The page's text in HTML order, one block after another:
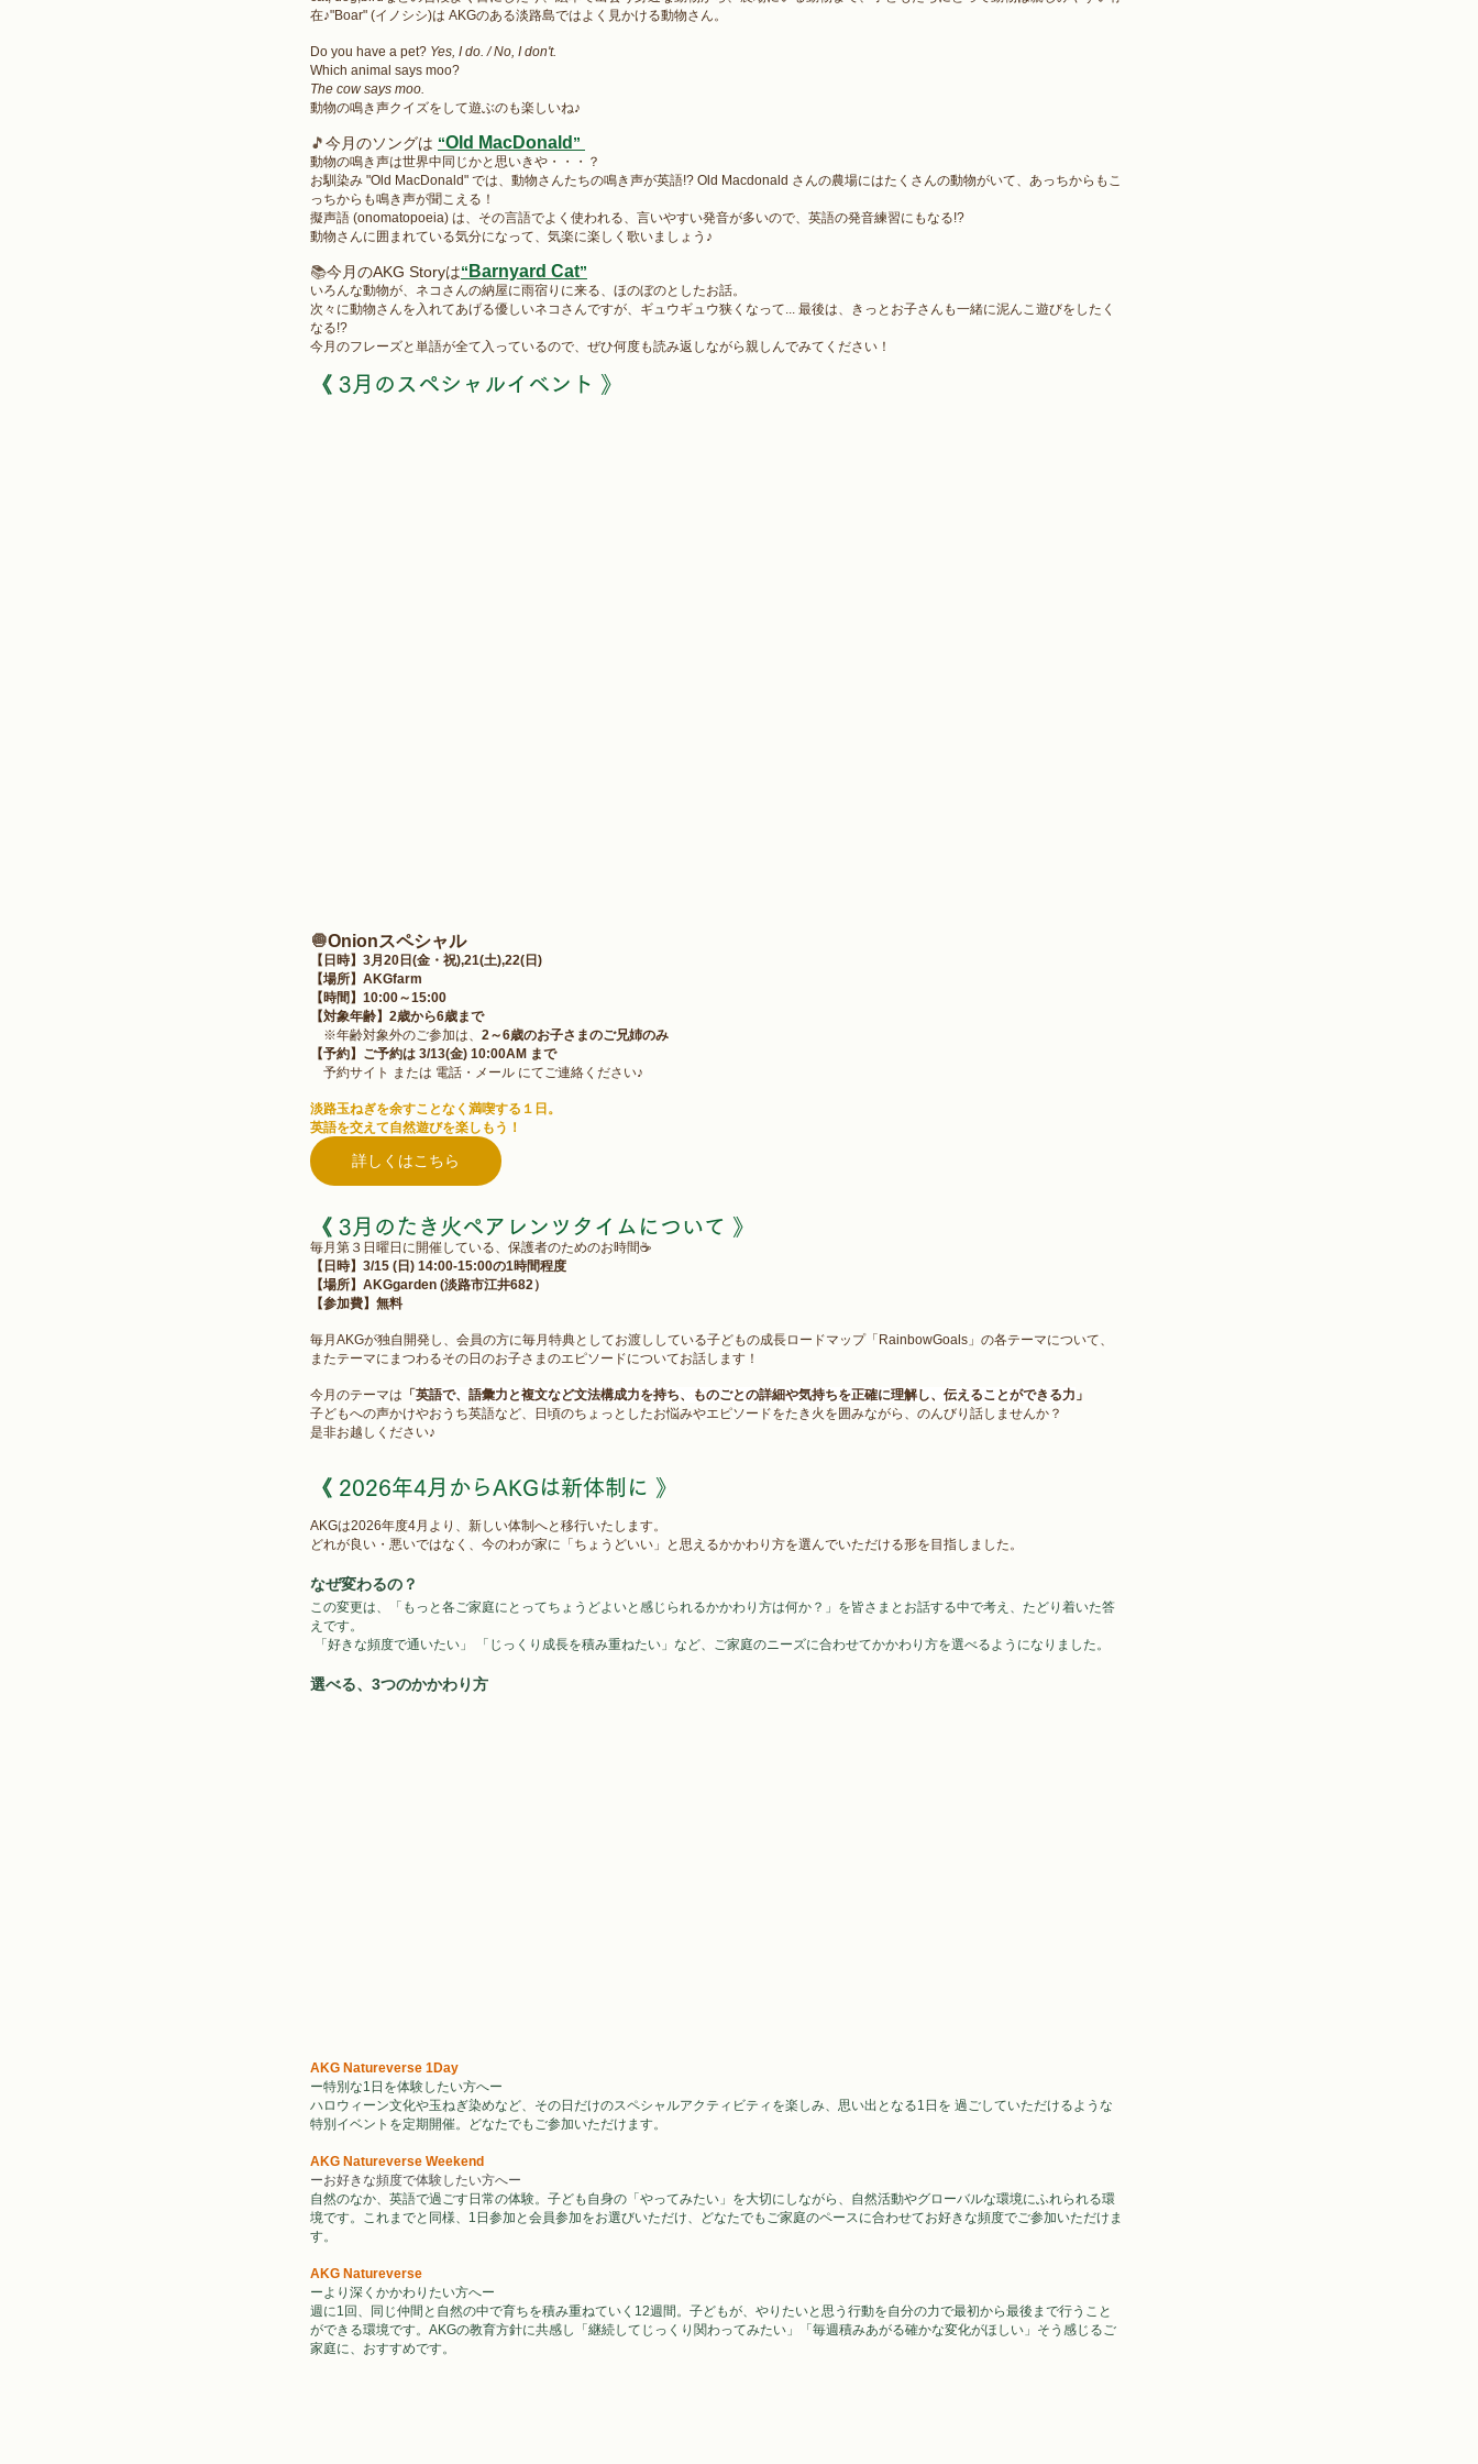
在♪"Boar" (イノシシ)は AKGのある淡路島ではよく見かける動物さん。
Do you have a pet? Yes, I do. / No, I don't.
Which animal says moo?
The cow says moo.
動物の鳴き声クイズをして遊ぶのも楽しいね♪
🎵今月のソングは “Old MacDonald ”
動物の鳴き声は世界中同じかと思いきや・・・？
お馴染み "Old MacDonald" では、動物さんたちの鳴き声が英語!? Old Macdonald さんの農場にはたくさんの動物がいて、あっちからもこ
っちからも鳴き声が聞こえる！
擬声語 (onomatopoeia) は、その言語でよく使われる、言いやすい発音が多いので、英語の発音練習にもなる!?
動物さんに囲まれている気分になって、気楽に楽しく歌いましょう♪
📚今月のAKG Storyは“ Barnyard Cat”
いろんな動物が、ネコさんの納屋に雨宿りに来る、ほのぼのとしたお話。
次々に動物さんを入れてあげる優しいネコさんですが、ギュウギュウ狭くなって... 最後は、きっとお子さんも一緒に泥んこ遊びをしたく
なる!?
今月のフレーズと単語が全て入っているので、ぜひ何度も読み返しながら親しんでみてください！
《 3月のスペシャルイベント 》
🧅Onionスペシャル
【日時】3月20日(金・祝),21(土),22(日)
【場所】AKGfarm
【時間】10:00～15:00
【対象年齢】2歳から6歳まで
※年齢対象外のご参加は、 2～6歳のお子さまのご兄姉のみ
【予約】 ご予約は 3/13(金) 10:00AM まで
予約サイト または 電話・メール にてご連絡ください♪
淡路玉ねぎを余すことなく満喫する１日。
英語を交えて自然遊びを楽しもう！
詳しくはこちら
《 3月のたき火ペアレンツタイム について 》
毎月第３日曜日に開催している、保護者のためのお時間☕
【日時】3/15 (日) 14:00-15:00の1時間程度
【場所】AKGgarden (淡路市江井682）
【参加費】無料
毎月AKGが独自開発し、会員の方に毎月特典としてお渡ししている子どもの成長ロードマップ「RainbowGoals」の各テーマについて、
またテーマにまつわるその日のお子さまのエピソードについてお話します！
今月のテーマは 「 英語で、語彙力と複文など文法構成力を持ち、ものごとの詳細や気持ちを正確に理解し、伝えることができる力 」
子どもへの声かけやおうち英語など、日頃のちょっとしたお悩みやエピソードをたき火を囲みながら、のんびり話しませんか？
是非お越しください♪
《 2026年4月からAKGは新体制に 》
AKGは2026年度4月より、新しい体制へと移行いたします。
どれが良い・悪いではなく、今のわが家に「ちょうどいい」と思えるかかわり方を選んでいただける形を目指しました。
なぜ変わるの？
この変更は、「もっと各ご家庭にとってちょうどよいと感じられるかかわり方は何か？」を皆さまとお話する中で考え、たどり着いた答
えです。
「好きな頻度で通いたい」 「じっくり成長を積み重ねたい」など、ご家庭のニーズに合わせてかかわり方を選べるようになりました。
選べる、3つのかかわり方
AKG Natureverse 1Day
ー特別な1日を体験したい方へー
ハロウィーン文化や玉ねぎ染めなど、その日だけのスペシャルアクティビティを楽しみ、思い出となる1日を 過ごしていただけるような
特別イベントを定期開催。どなたでもご参加いただけます。
AKG Natureverse Weekend
ーお好きな頻度で体験したい方へー
自然のなか、英語で過ごす日常の体験。子ども自身の「やってみたい」を大切にしながら、自然活動やグローバルな環境にふれられる環
境です。これまでと同様、1日参加と会員参加をお選びいただけ、どなたでもご家庭のペースに合わせてお好きな頻度でご参加いただけま
す。
AKG Natureverse
ーより深くかかわりたい方へー
週に1回、同じ仲間と自然の中で育ちを積み重ねていく12週間。子どもが、やりたいと思う行動を自分の力で最初から最後まで行うこと
ができる環境です。AKGの教育方針に共感し「継続してじっくり関わってみたい」「毎週積みあがる確かな変化がほしい」そう感じるご
家庭に、おすすめです。